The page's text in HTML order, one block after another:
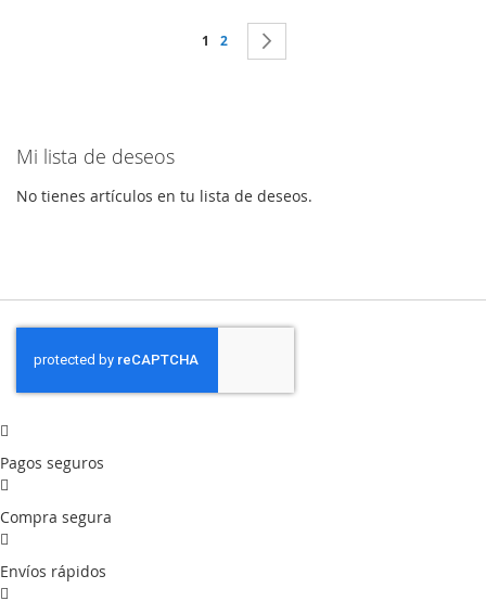
Página
Actualmente estás leyendo página
1 Página
2
Mi lista de deseos
No tienes artículos en tu lista de deseos.
Pagos seguros
Compra segura
Envíos rápidos